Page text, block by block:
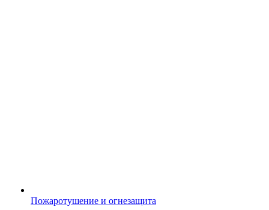
Пожаротушение и огнезащита